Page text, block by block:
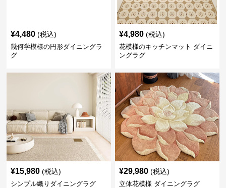
¥4,480 (税込)
幾何学模様の円形ダイニングラ
グ
¥4,980 (税込)
花模様のキッチンマット ダイニ
ングラグ
¥15,980 (税込)
シンプル織りダイニングラグ
¥29,980 (税込)
立体花模様 ダイニングラグ